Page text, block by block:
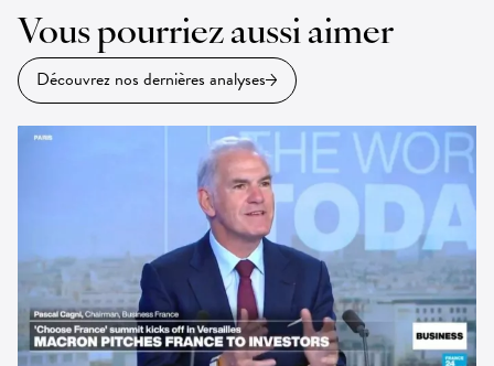
Vous pourriez aussi aimer
Découvrez nos dernières analyses